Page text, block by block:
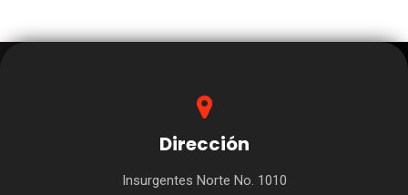
Dirección
Insurgentes Norte No. 1010